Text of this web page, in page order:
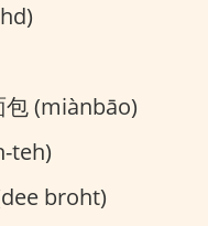
包 (miànbāo)
teh)
broht)